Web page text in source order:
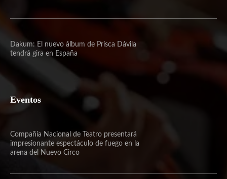
Dakum: El nuevo álbum de Prisca Dávila
tendrá gira en España
Eventos
Compañía Nacional de Teatro presentará
impresionante espectáculo de fuego en la
arena del Nuevo Circo